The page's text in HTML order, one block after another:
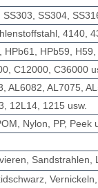
SS304,
4140,
HPb61, HPb59,
C12000, C36000
AL6082, AL7075,
12L14, 1215 usw.
Nylon, PP, Peek
Sandstrahlen,